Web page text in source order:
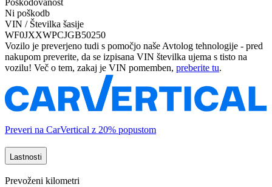
Poškodovanost
Ni poškodb
VIN / Številka šasije
WF0JXXWPCJGB50250
Vozilo je preverjeno tudi s pomočjo naše Avtolog tehnologije - pred
nakupom preverite, da se izpisana VIN številka ujema s tisto na
vozilu! Več o tem, zakaj je VIN pomemben, preberite tu.
Preveri na CarVertical z 20% popustom
Lastnosti
Prevoženi kilometri